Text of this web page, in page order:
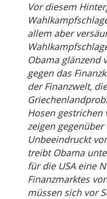
Vor diesem
allem aber
Obama glänzend
gegen das
der Finanzwelt,
Hosen gestrichen
zeigen
Unbeeindruckt
treibt Obama
für die USA eine
Finanzmarktes
müssen sich vor